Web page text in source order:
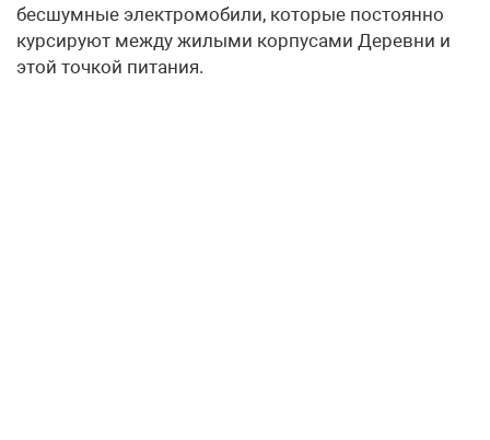
бесшумные электромобили, которые постоянно
курсируют между жилыми корпусами Деревни и
этой точкой питания.